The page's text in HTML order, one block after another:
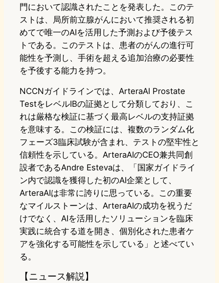
o
n
y
o
k
門において認識されたことを発表した。このテ
ストは、局所前立腺がんにおいて推奨される初
めてで唯一のAIを活用した予測および予後テス
トである。このテストは、患者のがんの進行可
能性を予測し、手術を超える追加治療の必要性
を予後する能力を持つ。
NCCNガイドラインでは、ArteraAI Prostate
TestをレベルIBの証拠として分類しており、こ
れは厳格な検証に基づく最高レベルの支持証拠
を意味する。この検証には、複数のランダム化
フェーズ3臨床試験が含まれ、テストの堅牢性と
信頼性を示している。ArteraAIのCEO兼共同創
設者であるAndre Estevaは、「国家ガイドライ
ン内で認識を獲得した初のAI企業として、
ArteraAIは非常に誇りに思っている。この重要
なマイルストーンは、ArteraAIの成功を祝うだ
けでなく、AIを活用したソリューションを臨床
実践に統合する道を開き、個別化された患者ケ
アを強化する可能性を示している」と述べてい
る。
【ニュース解説】